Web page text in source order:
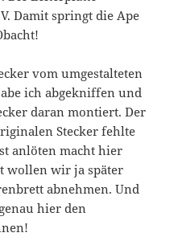
Damit springt die Ape
vom umgestalteten
ich abgekniffen und
daran montiert. Der
Stecker fehlte
anlöten macht hier
wollen wir ja später
abnehmen. Und
hier den